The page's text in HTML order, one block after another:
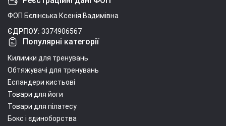
ФОП Бєлінська Ксенія Вадимівна
ЄДРПОУ: 3374906567
Популярні категорії
Килимки для тренувань
Обтяжувачі для тренувань
Еспандери кистьові
Товари для йоги
Товари для пілатесу
Бокс і єдиноборства